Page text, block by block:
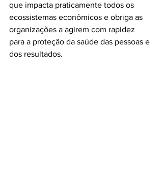
que impacta praticamente todos os
ecossistemas econômicos e obriga as
organizações a agirem com rapidez
para a proteção da saúde das pessoas e
dos resultados.